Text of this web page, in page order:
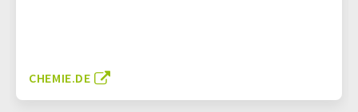
CHEMIE.DE